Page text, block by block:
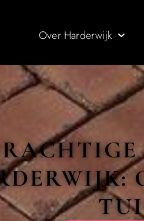
Over Harderwijk